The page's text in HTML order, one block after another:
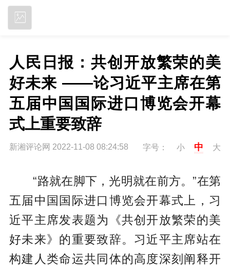
人民日报：共创开放繁荣的美
好未来 ——论习近平主席在第
五届中国国际进口博览会开幕
式上重要致辞
新湘评论网 2022-11-08 08:24:58 字号： 小 中 大
“路就在脚下，光明就在前方。”在第
五届中国国际进口博览会开幕式上，习
近平主席发表题为《共创开放繁荣的美
好未来》的重要致辞。习近平主席站在
构建人类命运共同体的高度深刻阐释开